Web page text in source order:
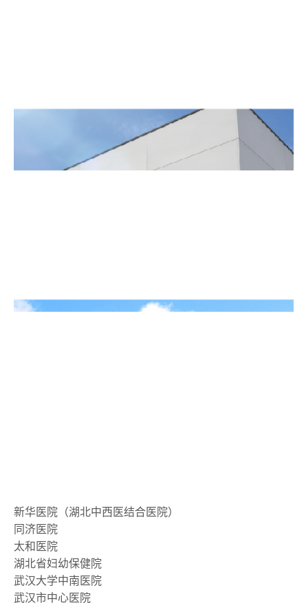
新华医院（湖北中西医结合医院）
同济医院
太和医院
湖北省妇幼保健院
武汉大学中南医院